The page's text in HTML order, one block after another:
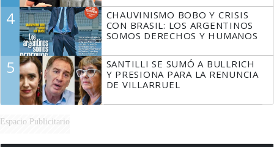
4
CHAUVINISMO BOBO Y CRISIS
CON BRASIL: LOS ARGENTINOS
SOMOS DERECHOS Y HUMANOS
5
SANTILLI SE SUMÓ A BULLRICH
Y PRESIONA PARA LA RENUNCIA
DE VILLARRUEL
Espacio Publicitario